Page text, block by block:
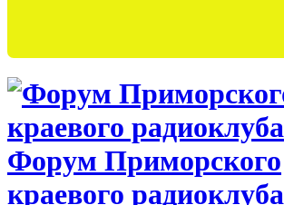
Форум Приморского
краевого радиоклуба